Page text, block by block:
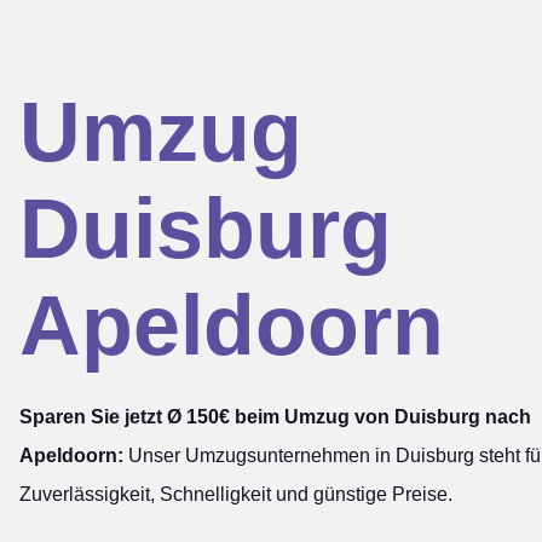
Umzug
Duisburg
Apeldoorn
Sparen Sie jetzt Ø 150€ beim Umzug von Duisburg nach
Apeldoorn: Unser Umzugsunternehmen in Duisburg steht
Zuverlässigkeit, Schnelligkeit und günstige Preise.